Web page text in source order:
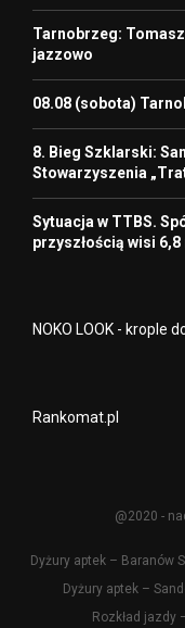
Tarnobrzeg:
jazzowo
08.08 (sobota)
8. Bieg Szklarski:
Stowarzyszenia
Sytuacja w TTBS.
przyszłością wisi
NOKO LOOK - krople
Rankomat.pl
@2020 -
Dyżury aptek – Baranów
Dyżury aptek –
Rozkład jazdy